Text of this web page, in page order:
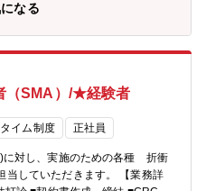
なる
（SMA）/★経験者
イム制度 正社員
に対し、実施のための各種 折衝
いただきます。 【業務詳